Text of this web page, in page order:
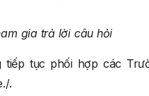
gia trả lời câu hỏi
tục phối hợp các
.